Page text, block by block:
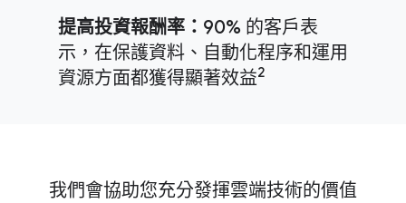
提高投資報酬率： 90% 的客戶表
示，在保護資料、自動化程序和運用
資源方面都獲得顯著效益2
我們會協助您充分發揮雲端技術的價值